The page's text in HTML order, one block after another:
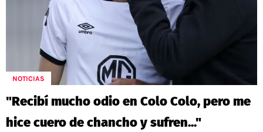
QUIENES SOMOS
TÉRMINOS Y CONDICIONES
AGENDA
POLÍTICAS DE PRIVACIDAD
POLÍTICA EDITORIAL
PUBLICIDAD / ADS
CONTACTO
AD CHOICES
SELECCIÓN CHILENA
COLO COLO
UNIVERSIDAD DE CHILE
RESULTADOS
TABLA DE POSICIONES
APUESTAS
NOTICIAS
"Recibí mucho odio en Colo Colo, pero me
hice cuero de chancho y sufren..."